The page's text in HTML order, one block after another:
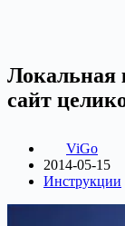
Локальная
сайт
ViGo
2014-05-15
Инструкции